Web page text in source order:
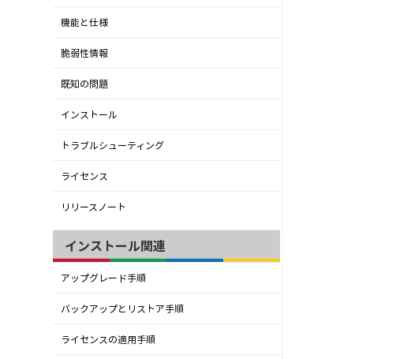
機能と仕様
脆弱性情報
既知の問題
インストール
トラブルシューティング
ライセンス
リリースノート
インストール関連
アップグレード手順
バックアップとリストア手順
ライセンスの適用手順